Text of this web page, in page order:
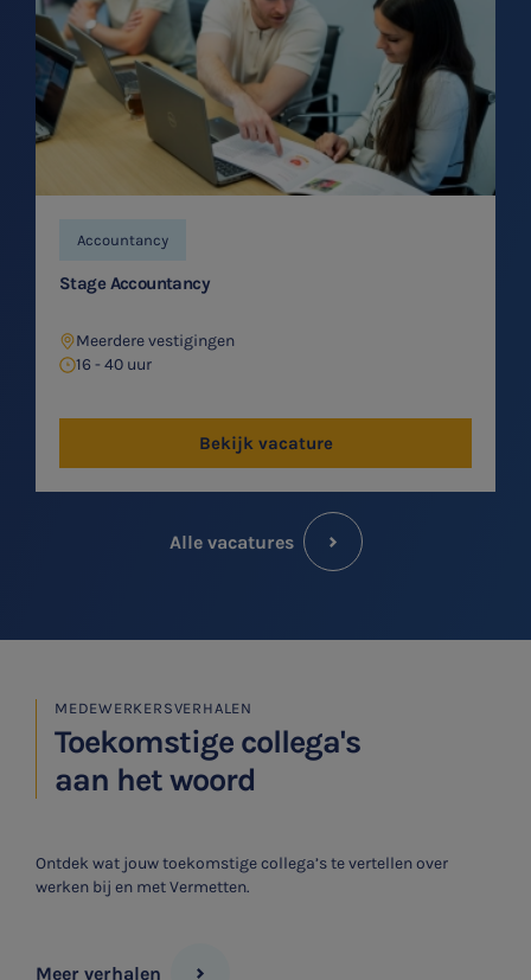
Accountancy
Stage Accountancy
Meerdere vestigingen
16 - 40 uur
Bekijk vacature
Alle vacatures
MEDEWERKERSVERHALEN
Toekomstige collega's
aan het woord
Ontdek wat jouw toekomstige collega’s te vertellen over
werken bij en met Vermetten.
Meer verhalen